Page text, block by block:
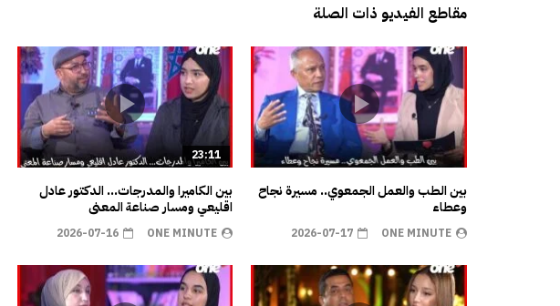
مقاطع الفيديو ذات الصلة
بين الطب والعمل الجمعوي.. مسيرة نجاح
وعطاء
ONE MINUTE
2026-07-17
23:11
بين الكاميرا والمدرجات… الدكتور عادل
اقليعي ومسار صناعة المعنى
ONE MINUTE
2026-07-16